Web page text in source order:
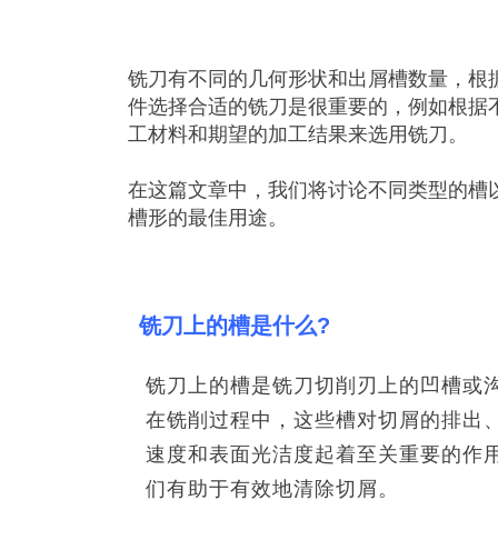
铣刀有不同的几何形状和出屑槽数量，根
件选择合适的铣刀是很重要的，例如根据
工材料和期望的加工结果来选用铣刀。
在这篇文章中，我们将讨论不同类型的槽
槽形的最佳用途。
铣刀上的槽是什么?
铣刀上的槽是铣刀切削刃上的凹槽或
在铣削过程中，这些槽对切屑的排出
速度和表面光洁度起着至关重要的作
们有助于有效地清除切屑。